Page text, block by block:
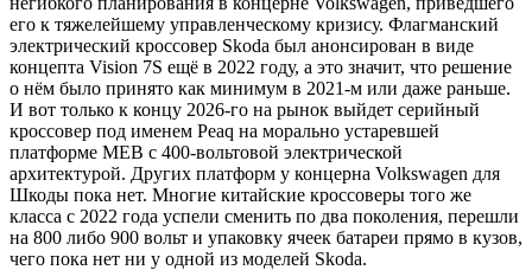
его к тяжелейшему управленческому кризису. Флагманский
электрический кроссовер Skoda был анонсирован в виде
концепта Vision 7S ещё в 2022 году, а это значит, что решение
о нём было принято как минимум в 2021-м или даже раньше.
И вот только к концу 2026-го на рынок выйдет серийный
кроссовер под именем Peaq на морально устаревшей
платформе MEB с 400-вольтовой электрической
архитектурой. Других платформ у концерна Volkswagen для
Шкоды пока нет. Многие китайские кроссоверы того же
класса с 2022 года успели сменить по два поколения, перешли
на 800 либо 900 вольт и упаковку ячеек батареи прямо в кузов,
чего пока нет ни у одной из моделей Skoda.